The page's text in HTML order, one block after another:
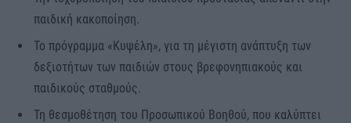
παιδική κακοποίηση.
Το πρόγραμμα «Κυψέλη», για τη μέγιστη ανάπτυξη των
δεξιοτήτων των παιδιών στους βρεφονηπιακούς και
παιδικούς σταθμούς.
Τη θεσμοθέτηση του Προσωπικού Βοηθού, που καλύπτει